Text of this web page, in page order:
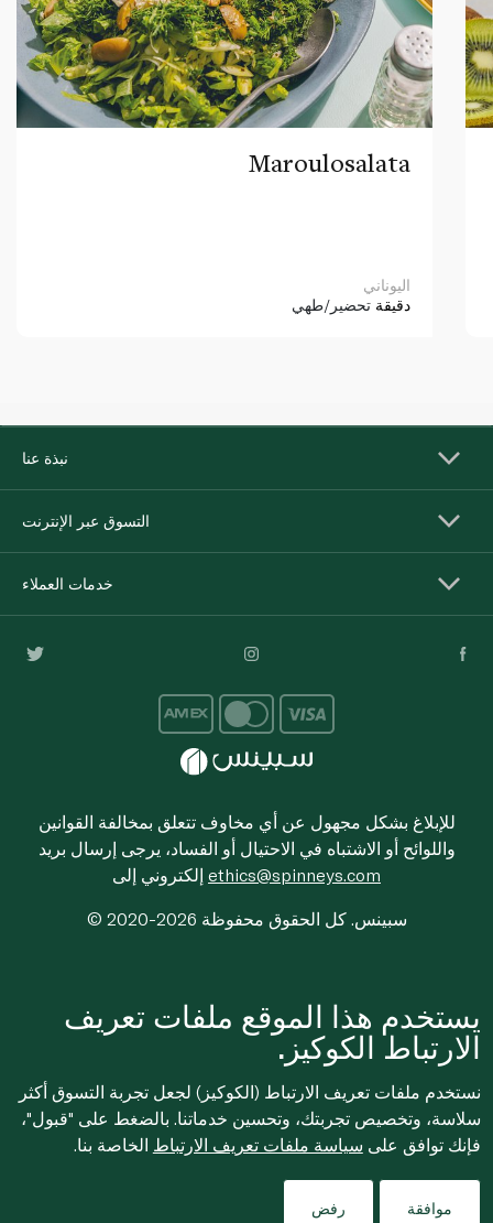
Maroulosalata
اليوناني
دقيقة تحضير/طهي
نبذة عنا
التسوق عبر الإنترنت
خدمات العملاء
للإبلاغ بشكل مجهول عن أي مخاوف تتعلق بمخالفة القوانين
واللوائح أو الاشتباه في الاحتيال أو الفساد، يرجى إرسال بريد
ethics@spinneys.com
© 2020-2026 سبينس. كل الحقوق محفوظة
يستخدم هذا الموقع ملفات تعريف
الارتباط الكوكيز.
نستخدم ملفات تعريف الارتباط (الكوكيز) لجعل تجربة التسوق أكثر
سلاسة، وتخصيص تجربتك، وتحسين خدماتنا. بالضغط على "قبول"،
فإنك توافق على سياسة ملفات تعريف الارتباط الخاصة بنا.
موافقة رفض